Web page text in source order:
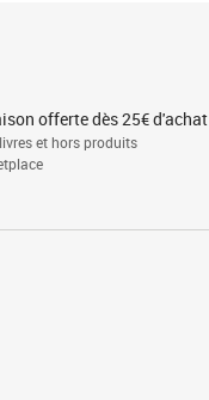
offerte dès 25€ d'achat
et hors produits